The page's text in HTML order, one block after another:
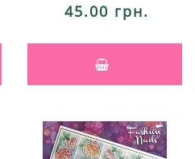
45.00 грн.